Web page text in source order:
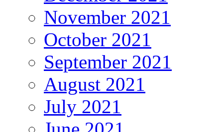
November 2021
October 2021
September 2021
August 2021
July 2021